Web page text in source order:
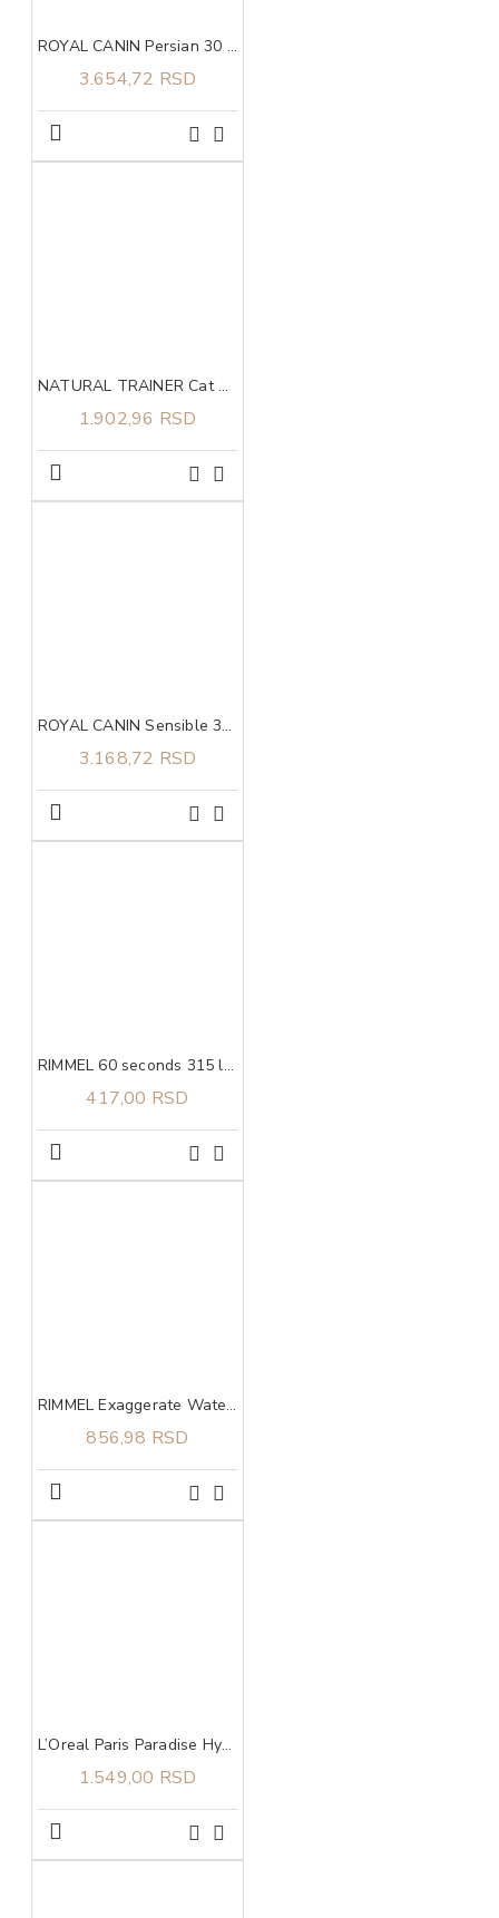
ROYAL CANIN Persian 30 2kg
3.654,72 RSD
NATURAL TRAINER Cat piletina za odrasle mačke 1.5kg
1.902,96 RSD
ROYAL CANIN Sensible 33 2kg
3.168,72 RSD
RIMMEL 60 seconds 315 lak za nokte 8ml
417,00 RSD
RIMMEL Exaggerate Waterproof 003 Tecni ajlajner
856,98 RSD
L’Oreal Paris Paradise Hyaluron Tint serum za usne u boji 601 Worth It
1.549,00 RSD